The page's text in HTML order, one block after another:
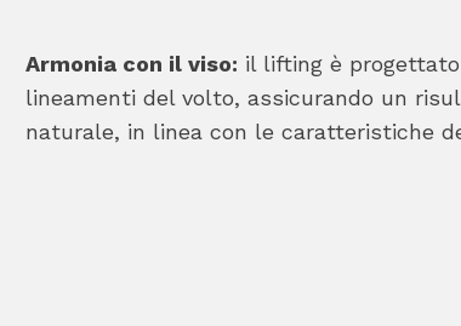
Armonia con il viso: il lifting è
lineamenti del volto, assicurando un
naturale, in linea con le caratteristiche